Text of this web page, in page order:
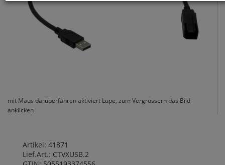
mit Maus darüberfahren aktiviert Lupe, zum Vergrössern das Bild
anklicken
Artikel: 41871
Lief.Art.: CTVXUSB.2